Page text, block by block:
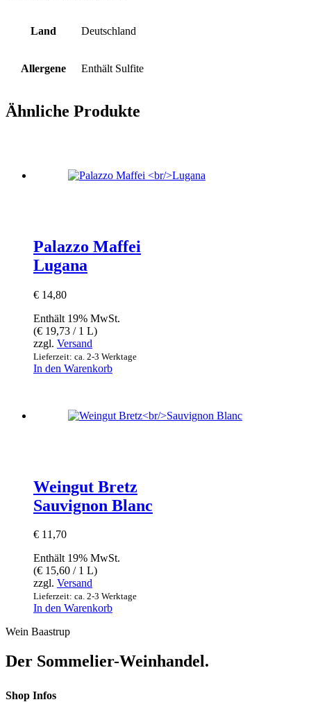
Land Deutschland
Allergene Enthält Sulfite
Ähnliche Produkte
Palazzo Maffei
Lugana
€ 14,80
Enthält 19% MwSt.
(€ 19,73 / 1 L)
zzgl. Versand
Lieferzeit: ca. 2-3 Werktage
In den Warenkorb
Weingut Bretz
Sauvignon Blanc
€ 11,70
Enthält 19% MwSt.
(€ 15,60 / 1 L)
zzgl. Versand
Lieferzeit: ca. 2-3 Werktage
In den Warenkorb
Wein Baastrup
Der Sommelier-Weinhandel.
Shop Infos